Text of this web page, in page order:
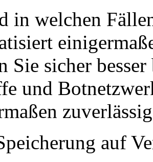
in welchen
Sie sicher
und
auf